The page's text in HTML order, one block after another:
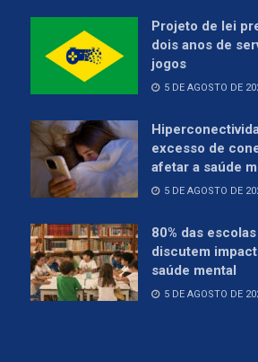
Projeto de lei
dois anos de
jogos
5 DE AGOSTO DE
excesso de
afetar a saúde
5 DE AGOSTO DE
80% das
discutem
saúde mental
5 DE AGOSTO DE